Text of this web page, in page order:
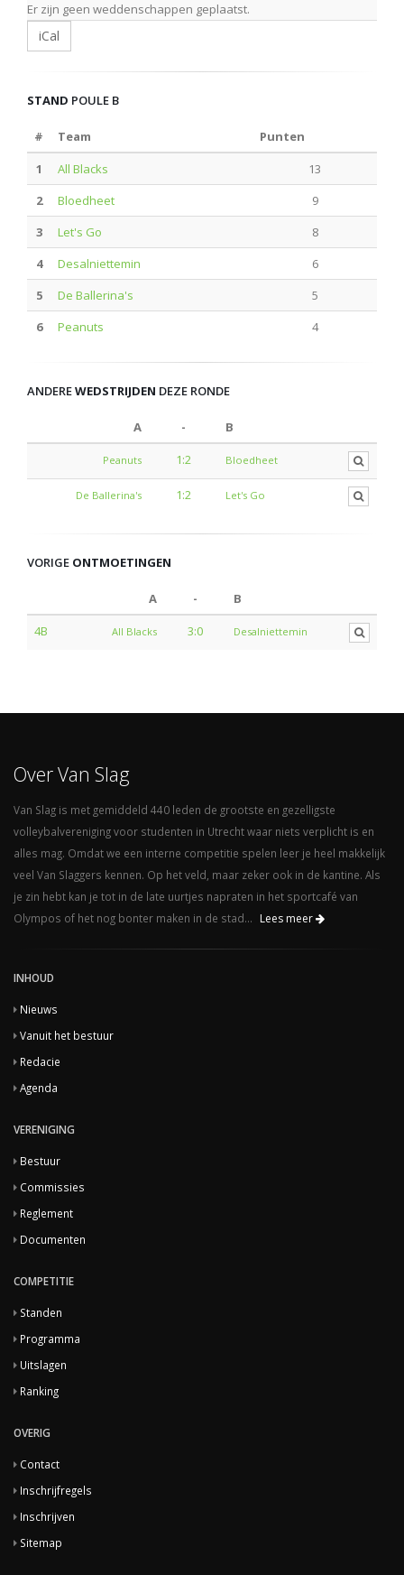
Er zijn geen weddenschappen geplaatst.
iCal
STAND POULE B
# Team
Punten
1
All Blacks
13
2
Bloedheet
9
3
Let's Go
8
4
Desalniettemin
6
5
De Ballerina's
5
6
Peanuts 4
ANDEREWEDSTRIJDEN DEZE RONDE
A - B
Peanuts 1:2 Bloedheet
De Ballerina's 1:2 Let's Go
VORIGE ONTMOETINGEN
A -
B
4B
All Blacks 3:0 Desalniettemin
Over Van Slag
Van Slag is met gemiddeld 440 leden de grootste en gezelligste
volleybalvereniging voor studenten in Utrecht waar niets verplicht is en
alles mag. Omdat we een interne competitie spelen leer je heel makkelijk
veel Van Slaggers kennen. Op het veld, maar zeker ook in de kantine. Als
je zin hebt kan je tot in de late uurtjes napraten in het sportcafé van
Olympos of het nog bonter maken in de stad...
Lees meer
INHOUD
Nieuws
Vanuit het bestuur
Redacie
Agenda
VERENIGING
Bestuur
Commissies
Reglement
Documenten
COMPETITIE
Standen
Programma
Uitslagen
Ranking
OVERIG
Contact
Inschrijfregels
Inschrijven
Sitemap